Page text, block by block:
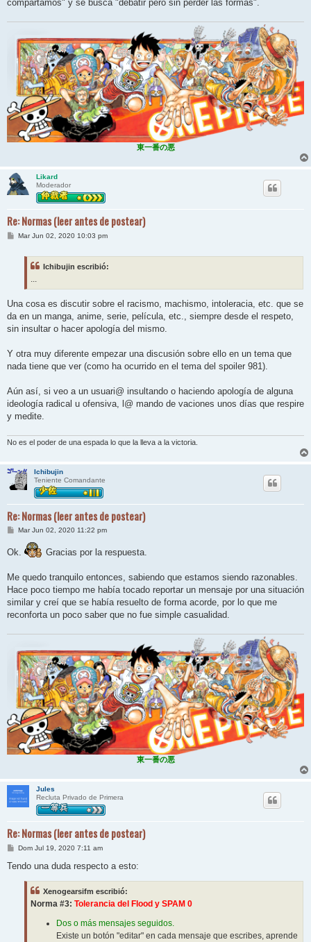
compartamos" y se busca "debatir pero sin perder las formas".
東一番の悪
Likard
Moderador
Re: Normas (leer antes de postear)
MMar Jun 02, 2020 10:03 pm
Ichibujin escribió:
...
Una cosa es discutir sobre el racismo, machismo, intoleracia, etc. que se
da en un manga, anime, serie, película, etc., siempre desde el respeto,
sin insultar o hacer apología del mismo.
Y otra muy diferente empezar una discusión sobre ello en un tema que
nada tiene que ver (como ha ocurrido en el tema del spoiler 981).
Aún así, si veo a un usuari@ insultando o haciendo apología de alguna
ideología radical u ofensiva, l@ mando de vaciones unos días que respire
y medite.
No es el poder de una espada lo que la lleva a la victoria.
Ichibujin
Teniente Comandante
Re: Normas (leer antes de postear)
M
s
e
Mar Jun 02, 2020 11:22 pm
Ok. Gracias por la respuesta.
Me quedo tranquilo entonces, sabiendo que estamos siendo razonables.
Hace poco tiempo me había tocado reportar un mensaje por una situación
similar y creí que se había resuelto de forma acorde, por lo que me
reconforta un poco saber que no fue simple casualidad.
東一番の悪
Jules
Recluta Privado de Primera
Re: Normas (leer antes de postear)
M
n
Dom Jul 19, 2020 7:11 am
Tendo una duda respecto a esto:
Xenogearsifm escribió:
Norma #3: Tolerancia del Flood y SPAM 0
Dos o más mensajes seguidos.
Existe un botón "editar" en cada mensaje que escribes, aprende